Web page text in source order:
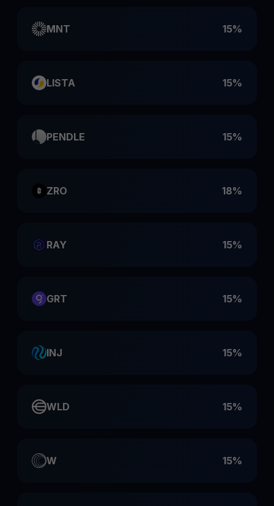
MNT 15%
LISTA 15%
PENDLE 15%
ZRO 18%
RAY 15%
GRT 15%
INJ 15%
WLD 15%
W 15%